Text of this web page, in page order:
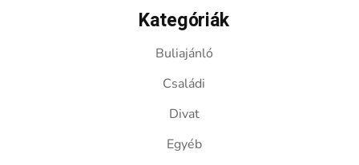
Kategóriák
Buliajánló
Családi
Divat
Egyéb